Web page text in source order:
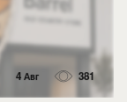
4 Авг 381